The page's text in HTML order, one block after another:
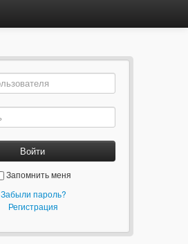
Войти
Запомнить меня
Забыли пароль?
Регистрация